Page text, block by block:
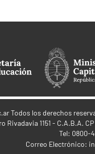
Todos los derechos
Rivadavia 1151 - C.A.B.A.
Tel: 0800-
Correo Electrónico: